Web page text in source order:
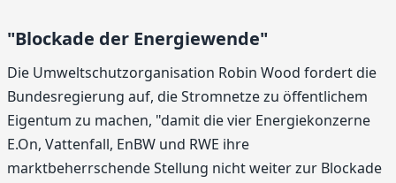
"Blockade der Energiewende"
Die Umweltschutzorganisation Robin Wood fordert die
Bundesregierung auf, die Stromnetze zu öffentlichem
Eigentum zu machen, "damit die vier Energiekonzerne
E.On, Vattenfall, EnBW und RWE ihre
marktbeherrschende Stellung nicht weiter zur Blockade